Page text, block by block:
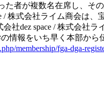
た者が複数名在席し、そ
株式会社ライム商会は、
社dez space / 株式会社ラ
情報をいち早く本部から
membership/fga-dga-